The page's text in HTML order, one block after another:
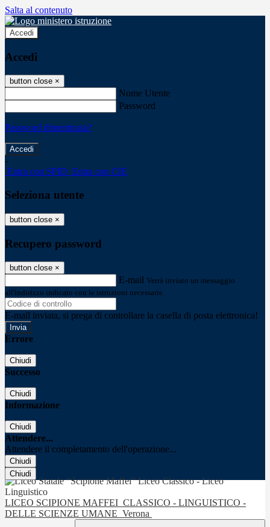
Salta al contenuto
Accedi
Accedi
button close ×
Nome Utente
Password
Password dimenticata?
-
Entra con SPID Entra con CIE
Seleziona utente
button close ×
Recupero password
button close ×
E-mail Verrà inviato un messaggio
all'indirizzo indicato con le istruzioni necessarie.
E-mail inviata, si prega di controllare la casella di posta elettronica!
Errore
Chiudi
Successo
Chiudi
Informazione
Chiudi
Attendere...
Attendere il completamento dell'operazione...
Chiudi
Chiudi
LICEO SCIPIONE MAFFEI CLASSICO - LINGUISTICO -
DELLE SCIENZE UMANE Verona